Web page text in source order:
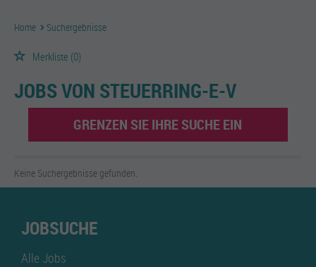
Home Suchergebnisse
Merkliste (0)
JOBS VON STEUERRING-E-V
GRENZEN SIE IHRE SUCHE EIN
Keine Suchergebnisse gefunden.
JOBSUCHE
Alle Jobs